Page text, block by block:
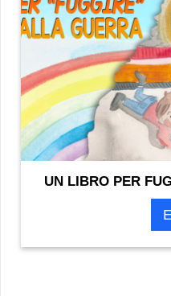
UN LIBRO PER